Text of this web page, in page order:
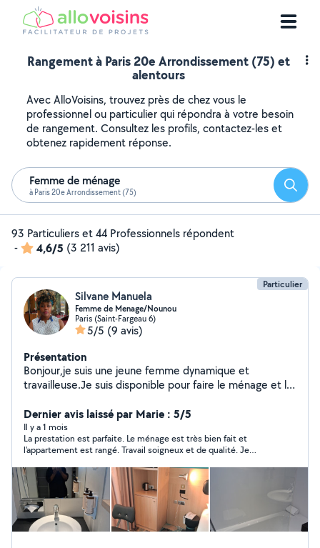
Rangement à Paris 20e Arrondissement (75) et
alentours
Avec AlloVoisins, trouvez près de chez vous le
professionnel ou particulier qui répondra à votre besoin
de rangement. Consultez les profils, contactez-les et
obtenez rapidement réponse.
Femme de ménage
à Paris 20e Arrondissement (75)
93 Particuliers et 44 Professionnels répondent
-
4,6/5 (3 211 avis)
Particulier
Silvane Manuela
Femme de Menage/Nounou
Paris (Saint-Fargeau 6)
5/5 (9 avis)
Présentation
Bonjour,je suis une jeune femme dynamique et
travailleuse.Je suis disponible pour faire le ménage et le
Dernier avis laissé par Marie : 5/5
Il y a 1 mois
La prestation est parfaite. Le ménage est très bien fait et
l'appartement est rangé. Travail soigneux et de qualité. Je